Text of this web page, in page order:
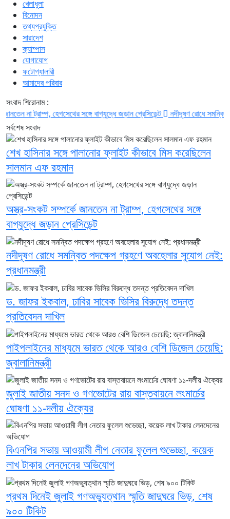
খেলাধুলা
বিনোদন
তথ্যপ্রযুক্তি
সারাদেশ
ক্যাম্পাস
যোগাযোগ
ফটোগ্যালারী
আমাদের পরিবার
সংবাদ শিরোনাম :
ট্রাম্প, হেগসেথের সঙ্গে বাগ্‌যুদ্ধে জড়ান প্রেসিডেন্ট নদীদূষণ রোধে সমন্বিত
সর্বশেষ সংবাদ
শেখ হাসিনার সঙ্গে পালানোর ফ্লাইট কীভাবে মিস করেছিলেন
সালমান এফ রহমান
অস্ত্র-সংকট সম্পর্কে জানতেন না ট্রাম্প, হেগসেথের সঙ্গে
বাগ্‌যুদ্ধে জড়ান প্রেসিডেন্ট
নদীদূষণ রোধে সমন্বিত পদক্ষেপ গ্রহণে অবহেলার সুযোগ নেই:
প্রধানমন্ত্রী
ড. জাফর ইকবাল, ঢাবির সাবেক ভিসির বিরুদ্ধে তদন্ত
প্রতিবেদন দাখিল
পাইপলাইনের মাধ্যমে ভারত থেকে আরও বেশি ডিজেল চেয়েছি:
জ্বালানিমন্ত্রী
জুলাই জাতীয় সনদ ও গণভোটের রায় বাস্তবায়নে লংমার্চের
ঘোষণা ১১-দলীয় ঐক্যের
বিএনপির সভায় আওয়ামী লীগ নেতার ফুলেল শুভেচ্ছা, কয়েক
লাখ টাকার লেনদেনের অভিযোগ
প্রথম দিনেই জুলাই গণঅভ্যুত্থান স্মৃতি জাদুঘরে ভিড়, শেষ
৯০০ টিকিট